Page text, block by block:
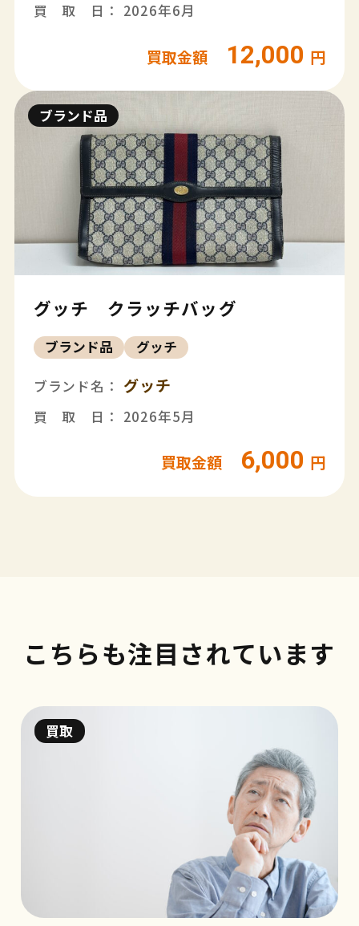
買 取 日： 2026年6月
買取金額 12,000 円
ブランド品
グッチ クラッチバッグ
ブランド品 グッチ
ブランド名： グッチ
買 取 日： 2026年5月
買取金額 6,000 円
こちらも注目されています
買取